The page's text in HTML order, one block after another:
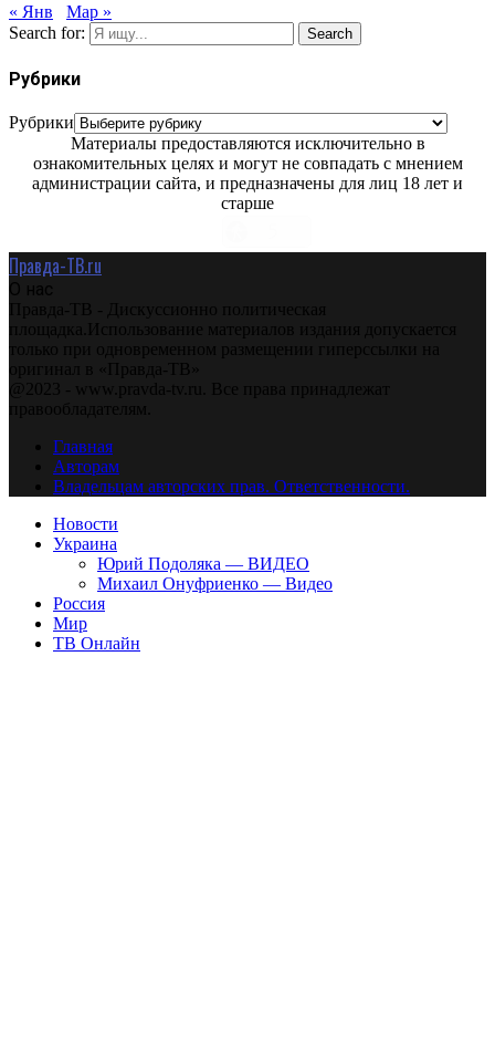
« Янв
Мар »
Search for:
Search
Рубрики
Рубрики
Материалы предоставляются исключительно в
ознакомительных целях и могут не совпадать с мнением
администрации сайта, и предназначены для лиц 18 лет и
старше
Правда-ТВ.ru
О нас
Правда-ТВ - Дискуссионно политическая
площадка.Использование материалов издания допускается
только при одновременном размещении гиперссылки на
оригинал в «Правда-ТВ»
@2023 - www.pravda-tv.ru. Все права принадлежат
правообладателям.
Главная
Авторам
Владельцам авторских прав. Ответственности.
Новости
Украина
Юрий Подоляка — ВИДЕО
Михаил Онуфриенко — Видео
Россия
Мир
ТВ Онлайн